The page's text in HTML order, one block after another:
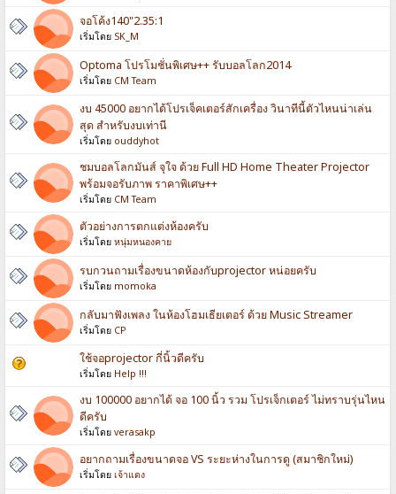
จอโค้ง140"2.35:1
เริ่มโดย SK_M
Optoma โปรโมชั่นพิเศษ++ รับบอลโลก2014
เริ่มโดย CM Team
งบ 45000 อยากได้โปรเจ็คเตอร์สักเครื่อง วินาทีนี้ตัวไหนน่าเล่น
สุด สำหรับงบเท่านี
เริ่มโดย ouddyhot
ชมบอลโลกมันส์ จุใจ ด้วย Full HD Home Theater Projector
พร้อมจอรับภาพ ราคาพิเศษ++
เริ่มโดย CM Team
ตัวอย่างการตกแต่งห้องครับ
เริ่มโดยหนุ่มหนองคาย
รบกวนถามเรื่องขนาดห้องกับprojector หน่อยครับ
เริ่มโดย momoka
กลับมาฟังเพลง ในห้องโฮมเธียเตอร์ ด้วย Music Streamer
เริ่มโดย CP
ใช้จอprojector กี่นิ้วดีครับ
เริ่มโดย Help !!!
งบ 100000 อยากได้ จอ 100 นิ้ว รวม โปรเจ็กเตอร์ ไม่ทราบรุ่นไหน
ดีครับ
เริ่มโดยverasakp
อยากถามเรื่องขนาดจอ VS ระยะห่างในการดู (สมาชิกใหม่)
เริ่มโดยเจ้าแดง